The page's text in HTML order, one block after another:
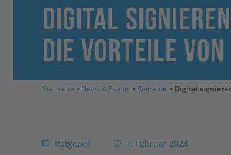
Digital
die Vorteile von
Startseite » News & Events » Ratgeber » Digital
Ratgeber 7. Februar 2024